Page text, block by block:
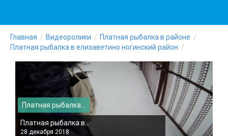
Главная Видеоролики
Платная рыбалка в районе
Платная рыбалка в елизаветино ногинский район
Платная рыбалка...
Платная рыбалка в...
28 декабря 2018